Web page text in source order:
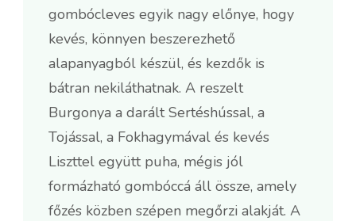
gombócleves egyik nagy előnye, hogy
kevés, könnyen beszerezhető
alapanyagból készül, és kezdők is
bátran nekiláthatnak. A reszelt
Burgonya a darált Sertéshússal, a
Tojással, a Fokhagymával és kevés
Liszttel együtt puha, mégis jól
formázható gombóccá áll össze, amely
főzés közben szépen megőrzi alakját. A